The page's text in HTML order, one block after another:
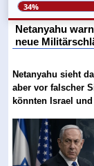
34%
Netanyahu
neue
Netanyahu sieht
aber vor falscher
könnten Israel